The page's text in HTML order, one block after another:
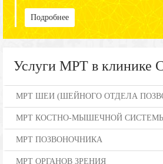
Подробнее
Услуги МРТ в клинике
МРТ ШЕИ (ШЕЙНОГО ОТДЕЛА
МРТ КОСТНО-МЫШЕЧНОЙ
МРТ ПОЗВОНОЧНИКА
МРТ ОРГАНОВ ЗРЕНИЯ